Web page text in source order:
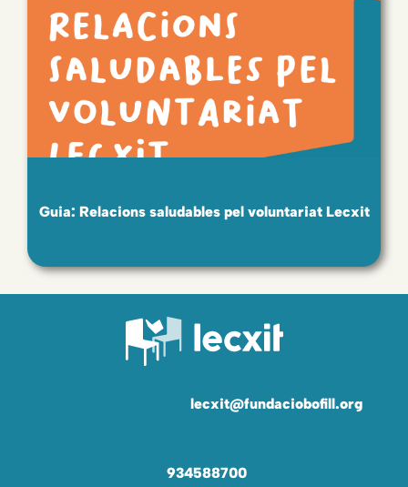
Guia: Relacions saludables pel voluntariat Lecxit
lecxit@fundaciobofill.org
934588700